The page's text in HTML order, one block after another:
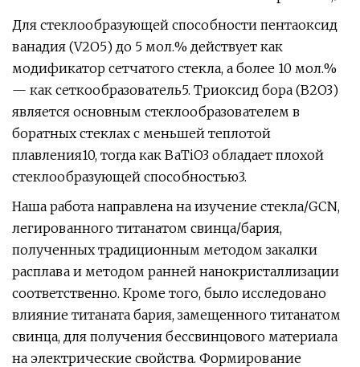
Для стеклообразующей способности пентаоксид
ванадия (V2O5) до 5 мол.% действует как
модификатор сетчатого стекла, а более 10 мол.%
— как сеткообразователь5. Триоксид бора (B2O3)
является основным стеклообразователем в
боратных стеклах с меньшей теплотой
плавления10, тогда как BaTiO3 обладает плохой
стеклообразующей способностью3.
Наша работа направлена ​​на изучение стекла/GCN,
легированного титанатом свинца/бария,
полученных традиционным методом закалки
расплава и методом ранней нанокристаллизации
соответственно. Кроме того, было исследовано
влияние титаната бария, замещенного титанатом
свинца, для получения бессвинцового материала
на электрические свойства. Формирование